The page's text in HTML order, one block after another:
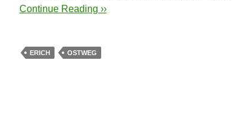
Continue Reading ››
ERICH OSTWEG